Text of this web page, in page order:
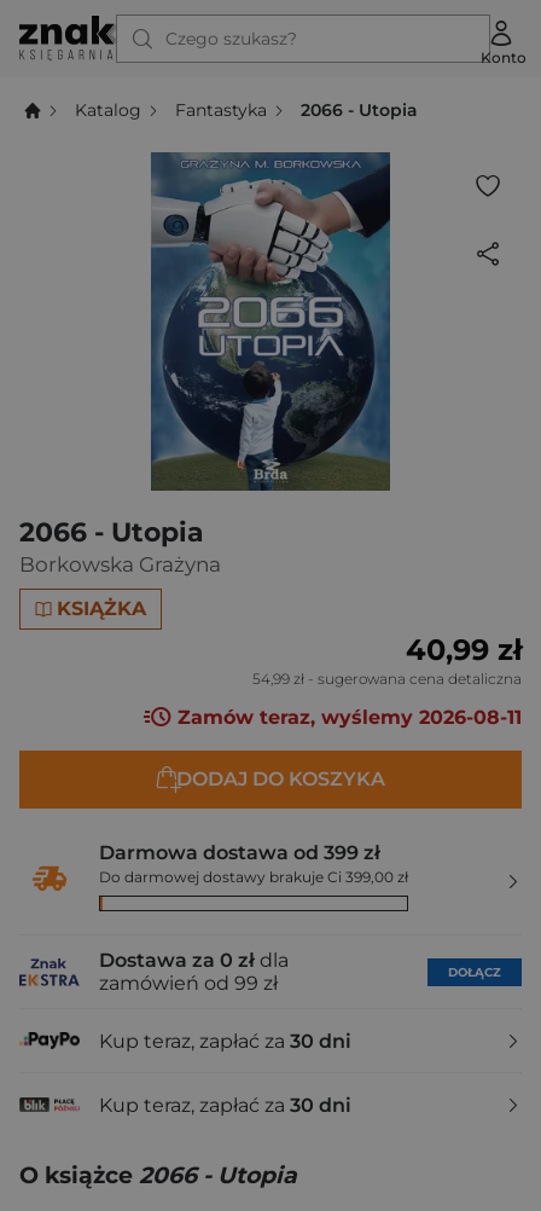
Czego szukasz?
Konto
Katalog Fantastyka 2066 - Utopia
2066 - Utopia
Borkowska Grażyna
KSIĄŻKA
40,99 zł
54,99 zł - sugerowana cena detaliczna
Zamów teraz, wyślemy 2026-08-11
DODAJ DO KOSZYKA
Darmowa dostawa od 399 zł
Do darmowej dostawy brakuje Ci 399,00 zł
Dostawa za 0 zł dla
zamówień od 99 zł
DOŁĄCZ
Kup teraz, zapłać za 30 dni
Kup teraz, zapłać za 30 dni
O książce 2066 - Utopia